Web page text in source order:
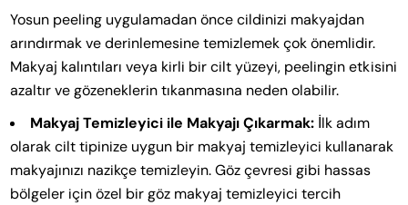
Yosun peeling uygulamadan önce cildinizi makyajdan
arındırmak ve derinlemesine temizlemek çok önemlidir.
Makyaj kalıntıları veya kirli bir cilt yüzeyi, peelingin etkisini
azaltır ve gözeneklerin tıkanmasına neden olabilir.
Makyaj Temizleyici ile Makyajı Çıkarmak: İlk adım
olarak cilt tipinize uygun bir makyaj temizleyici kullanarak
makyajınızı nazikçe temizleyin. Göz çevresi gibi hassas
bölgeler için özel bir göz makyaj temizleyici tercih